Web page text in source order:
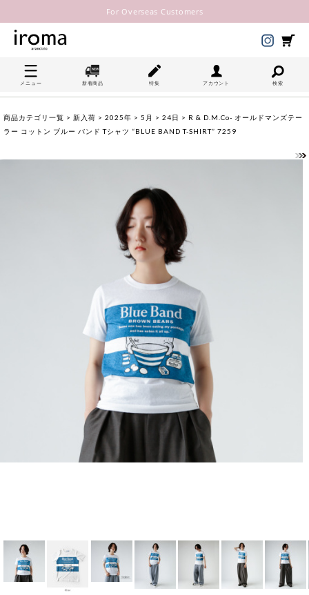
For Overseas Customers
メニュー 新着商品 特集 アカウント 検索
商品カテゴリ一覧 > 新入荷 > 2025年 > 5月 > 24日 > R & D.M.Co- オールドマンズテー
ラー コットン ブルー バンド Tシャツ “BLUE BAND T-SHIRT” 7259